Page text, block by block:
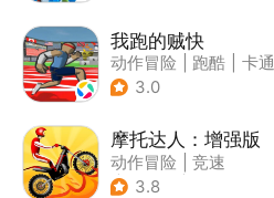
我跑的贼快
动作冒险 跑酷
卡通
3.0
摩托达人：增强版
动作冒险
竞速
| 摩托车
3.8